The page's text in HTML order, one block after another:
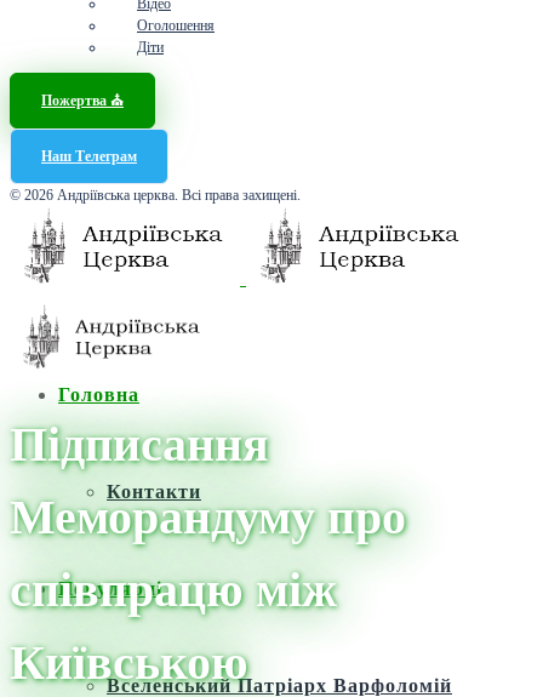
Відео
Оголошення
Діти
Пожертва ⛪️
Наш Телеграм
© 2026 Андріївська церква. Всі права захищені.
Головна
Контакти
Популярні
Вселенський Патріарх Варфоломій
Підписання
Меморандуму про
співпрацю між
Київською